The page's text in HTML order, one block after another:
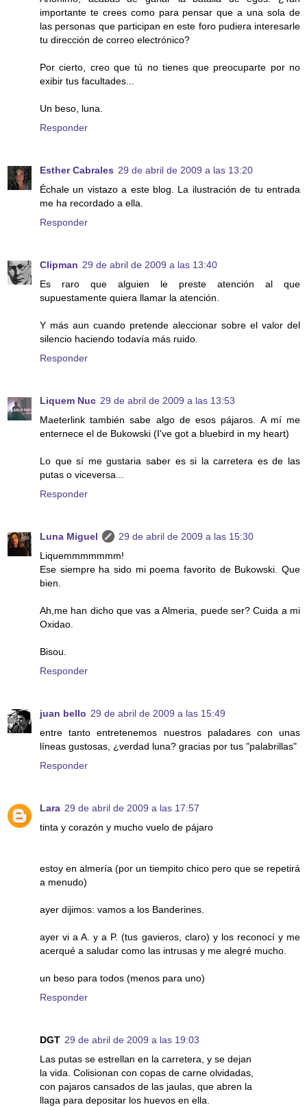
importante te crees como para pensar que a una sola de
las personas que participan en este foro pudiera interesarle
tu dirección de correo electrónico?
Por cierto, creo que tú no tienes que preocuparte por no
exibir tus facultades...
Un beso, luna.
Responder
Esther Cabrales 29 de abril de 2009 a las 13:20
Échale un vistazo a este blog. La ilustración de tu entrada
me ha recordado a ella.
Responder
Clipman 29 de abril de 2009 a las 13:40
Es raro que alguien le preste atención al que
supuestamente quiera llamar la atención.
Y más aun cuando pretende aleccionar sobre el valor del
silencio haciendo todavía más ruido.
Responder
Liquem Nuc 29 de abril de 2009 a las 13:53
Maeterlink también sabe algo de esos pájaros. A mí me
enternece el de Bukowski (I've got a bluebird in my heart)
Lo que sí me gustaria saber es si la carretera es de las
putas o viceversa...
Responder
Luna Miguel
29 de abril de 2009 a las 15:30
Liquemmmmmmm!
Ese siempre ha sido mi poema favorito de Bukowski. Que
bien.
Ah,me han dicho que vas a Almeria, puede ser? Cuida a mi
Oxidao.
Bisou.
Responder
juan bello 29 de abril de 2009 a las 15:49
entre tanto entretenemos nuestros paladares con unas
líneas gustosas, ¿verdad luna? gracias por tus "palabrillas"
Responder
Lara 29 de abril de 2009 a las 17:57
tinta y corazón y mucho vuelo de pájaro
estoy en almería (por un tiempito chico pero que se repetirá
a menudo)
ayer dijimos: vamos a los Banderines.
ayer vi a A. y a P. (tus gavieros, claro) y los reconocí y me
acerqué a saludar como las intrusas y me alegré mucho.
un beso para todos (menos para uno)
Responder
DGT 29 de abril de 2009 a las 19:03
Las putas se estrellan en la carretera, y se dejan
la vida. Colisionan con copas de carne olvidadas,
con pajaros cansados de las jaulas, que abren la
llaga para depositar los huevos en ella.